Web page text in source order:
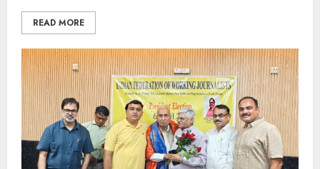
READ MORE